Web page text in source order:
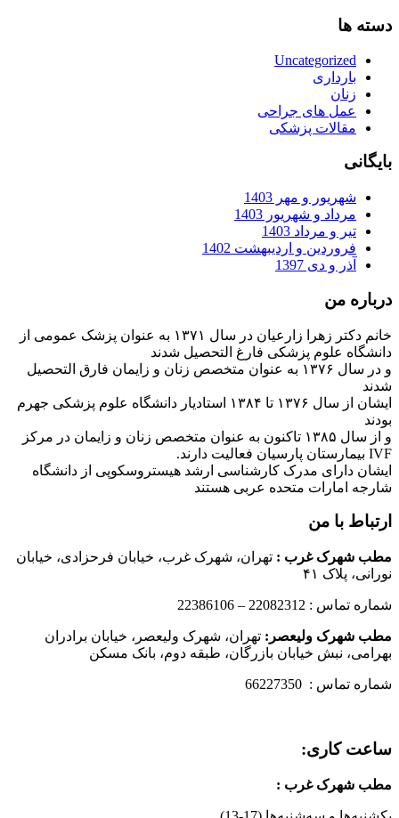
دسته ها
Uncategorized
بارداری
زنان
عمل های جراحی
مقالات پزشکی
بایگانی
شهریور و مهر 1403
مرداد و شهریور 1403
تیر و مرداد 1403
فروردین و اردیبهشت 1402
آذر و دی 1397
درباره من
خانم دکتر زهرا زارعیان در سال ۱۳۷۱ به عنوان پزشک عمومی از
دانشگاه علوم پزشکی فارغ التحصیل شدند
و در سال ۱۳۷۶ به عنوان متخصص زنان و زایمان فارق التحصیل
شدند
ایشان از سال ۱۳۷۶ تا ۱۳۸۴ استادیار دانشگاه علوم پزشکی جهرم
بودند
و از سال ۱۳۸۵ تاکنون به عنوان متخصص زنان و زایمان در مرکز
IVF بیمارستان پارسیان فعالیت دارند.
ایشان دارای مدرک کارشناسی ارشد هیستروسکوپی از دانشگاه
شارجه امارات متحده عربی هستند
ارتباط با من
مطب شهرک غرب : تهران، شهرک غرب، خیابان فرحزادی، خیابان
نورانی، پلاک ۴۱
شماره تماس : 22082312 – 22386106
مطب شهرک ولیعصر: تهران، شهرک ولیعصر، خیابان برادران
بهرامی، نبش خیابان بازرگان، طبقه دوم، بانک مسکن
شماره تماس : 66227350
ساعت کاری:
مطب شهرک غرب :